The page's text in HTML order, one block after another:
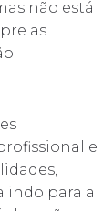
não está
as
e
indo para a